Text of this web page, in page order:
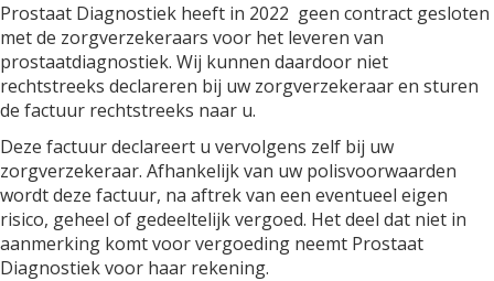
Prostaat Diagnostiek heeft in 2022 geen contract gesloten
met de zorgverzekeraars voor het leveren van
prostaatdiagnostiek. Wij kunnen daardoor niet
rechtstreeks declareren bij uw zorgverzekeraar en sturen
de factuur rechtstreeks naar u.
Deze factuur declareert u vervolgens zelf bij uw
zorgverzekeraar. Afhankelijk van uw polisvoorwaarden
wordt deze factuur, na aftrek van een eventueel eigen
risico, geheel of gedeeltelijk vergoed. Het deel dat niet in
aanmerking komt voor vergoeding neemt Prostaat
Diagnostiek voor haar rekening.